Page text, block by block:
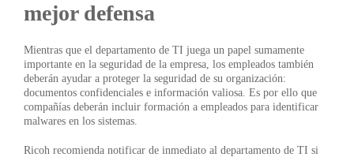
mejor defensa
Mientras que el departamento de TI juega un papel sumamente
importante en la seguridad de la empresa, los empleados también
deberán ayudar a proteger la seguridad de su organización:
documentos confidenciales e información valiosa. Es por ello que
compañías deberán incluir formación a empleados para identificar
malwares en los sistemas.
Ricoh recomienda notificar de inmediato al departamento de TI si